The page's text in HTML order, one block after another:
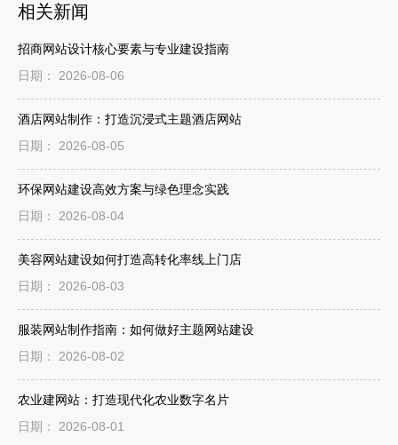
相关新闻
招商网站设计核心要素与专业建设指南
日期： 2026-08-06
酒店网站制作：打造沉浸式主题酒店网站
日期： 2026-08-05
环保网站建设高效方案与绿色理念实践
日期： 2026-08-04
美容网站建设如何打造高转化率线上门店
日期： 2026-08-03
服装网站制作指南：如何做好主题网站建设
日期： 2026-08-02
农业建网站：打造现代化农业数字名片
日期： 2026-08-01